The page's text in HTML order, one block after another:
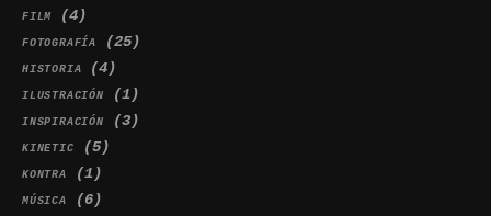
FILM (4)
FOTOGRAFÍA (25)
HISTORIA (4)
ILUSTRACIÓN (1)
INSPIRACIÓN (3)
KINETIC (5)
KONTRA (1)
MÚSICA (6)